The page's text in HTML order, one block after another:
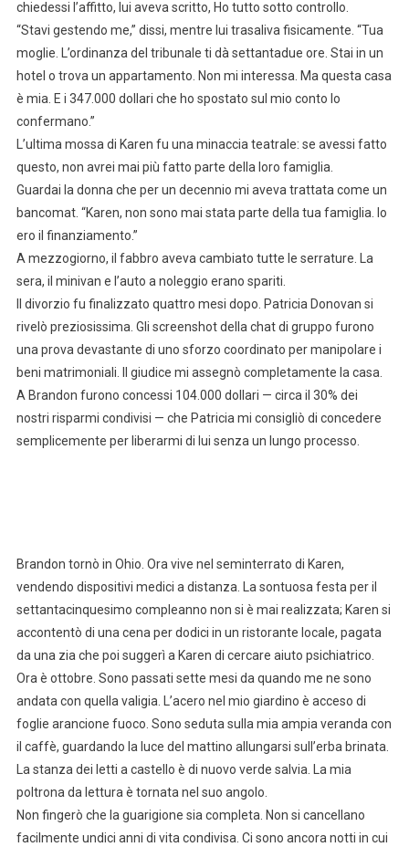
chiedessi l’affitto, lui aveva scritto, Ho tutto sotto controllo.
“Stavi gestendo me,” dissi, mentre lui trasaliva fisicamente. “Tua
moglie. L’ordinanza del tribunale ti dà settantadue ore. Stai in un
hotel o trova un appartamento. Non mi interessa. Ma questa casa
è mia. E i 347.000 dollari che ho spostato sul mio conto lo
confermano.”
L’ultima mossa di Karen fu una minaccia teatrale: se avessi fatto
questo, non avrei mai più fatto parte della loro famiglia.
Guardai la donna che per un decennio mi aveva trattata come un
bancomat. “Karen, non sono mai stata parte della tua famiglia. Io
ero il finanziamento.”
A mezzogiorno, il fabbro aveva cambiato tutte le serrature. La
sera, il minivan e l’auto a noleggio erano spariti.
Il divorzio fu finalizzato quattro mesi dopo. Patricia Donovan si
rivelò preziosissima. Gli screenshot della chat di gruppo furono
una prova devastante di uno sforzo coordinato per manipolare i
beni matrimoniali. Il giudice mi assegnò completamente la casa.
A Brandon furono concessi 104.000 dollari — circa il 30% dei
nostri risparmi condivisi — che Patricia mi consigliò di concedere
semplicemente per liberarmi di lui senza un lungo processo.
Brandon tornò in Ohio. Ora vive nel seminterrato di Karen,
vendendo dispositivi medici a distanza. La sontuosa festa per il
settantacinquesimo compleanno non si è mai realizzata; Karen si
accontentò di una cena per dodici in un ristorante locale, pagata
da una zia che poi suggerì a Karen di cercare aiuto psichiatrico.
Ora è ottobre. Sono passati sette mesi da quando me ne sono
andata con quella valigia. L’acero nel mio giardino è acceso di
foglie arancione fuoco. Sono seduta sulla mia ampia veranda con
il caffè, guardando la luce del mattino allungarsi sull’erba brinata.
La stanza dei letti a castello è di nuovo verde salvia. La mia
poltrona da lettura è tornata nel suo angolo.
Non fingerò che la guarigione sia completa. Non si cancellano
facilmente undici anni di vita condivisa. Ci sono ancora notti in cui